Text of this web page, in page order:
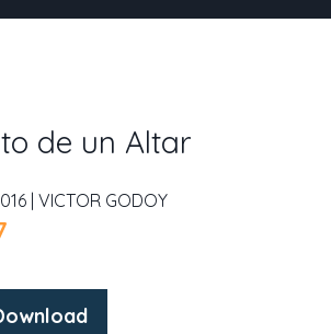
de un Altar
| VICTOR GODOY